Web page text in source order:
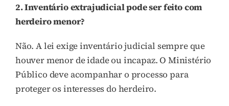
2. Inventário extrajudicial pode ser feito com
herdeiro menor?
Não. A lei exige inventário judicial sempre que
houver menor de idade ou incapaz. O Ministério
Público deve acompanhar o processo para
proteger os interesses do herdeiro.